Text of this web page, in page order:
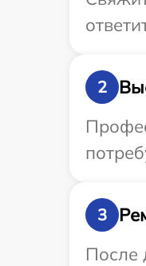
2
3
После